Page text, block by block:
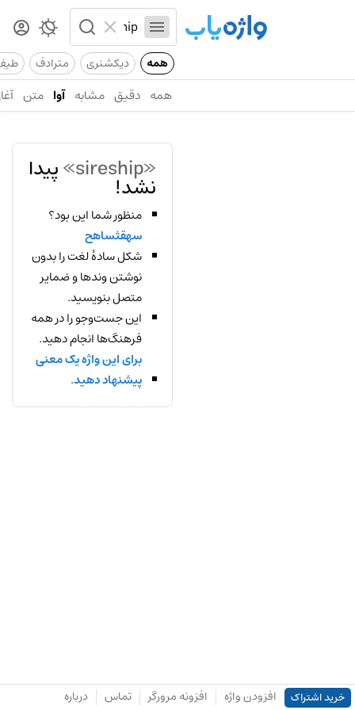
همه دیکشنری مترادف
همه دقیق مشابه آوا متن
«sireship» پیدا
نشد!
منظور شما این بود؟
سهقثساهح
شکل سادهٔ لغت را بدون
نوشتن وندها و ضمایر
متصل بنویسید.
این جست‌وجو را در همه
فرهنگ‌ها انجام دهید.
برای این واژه یک معنی
پیشنهاد دهید.
خرید اشتراک افزودن واژه افزونه مرورگر تماس درباره